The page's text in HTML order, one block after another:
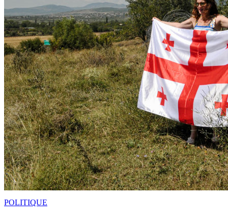
POLITIQUE